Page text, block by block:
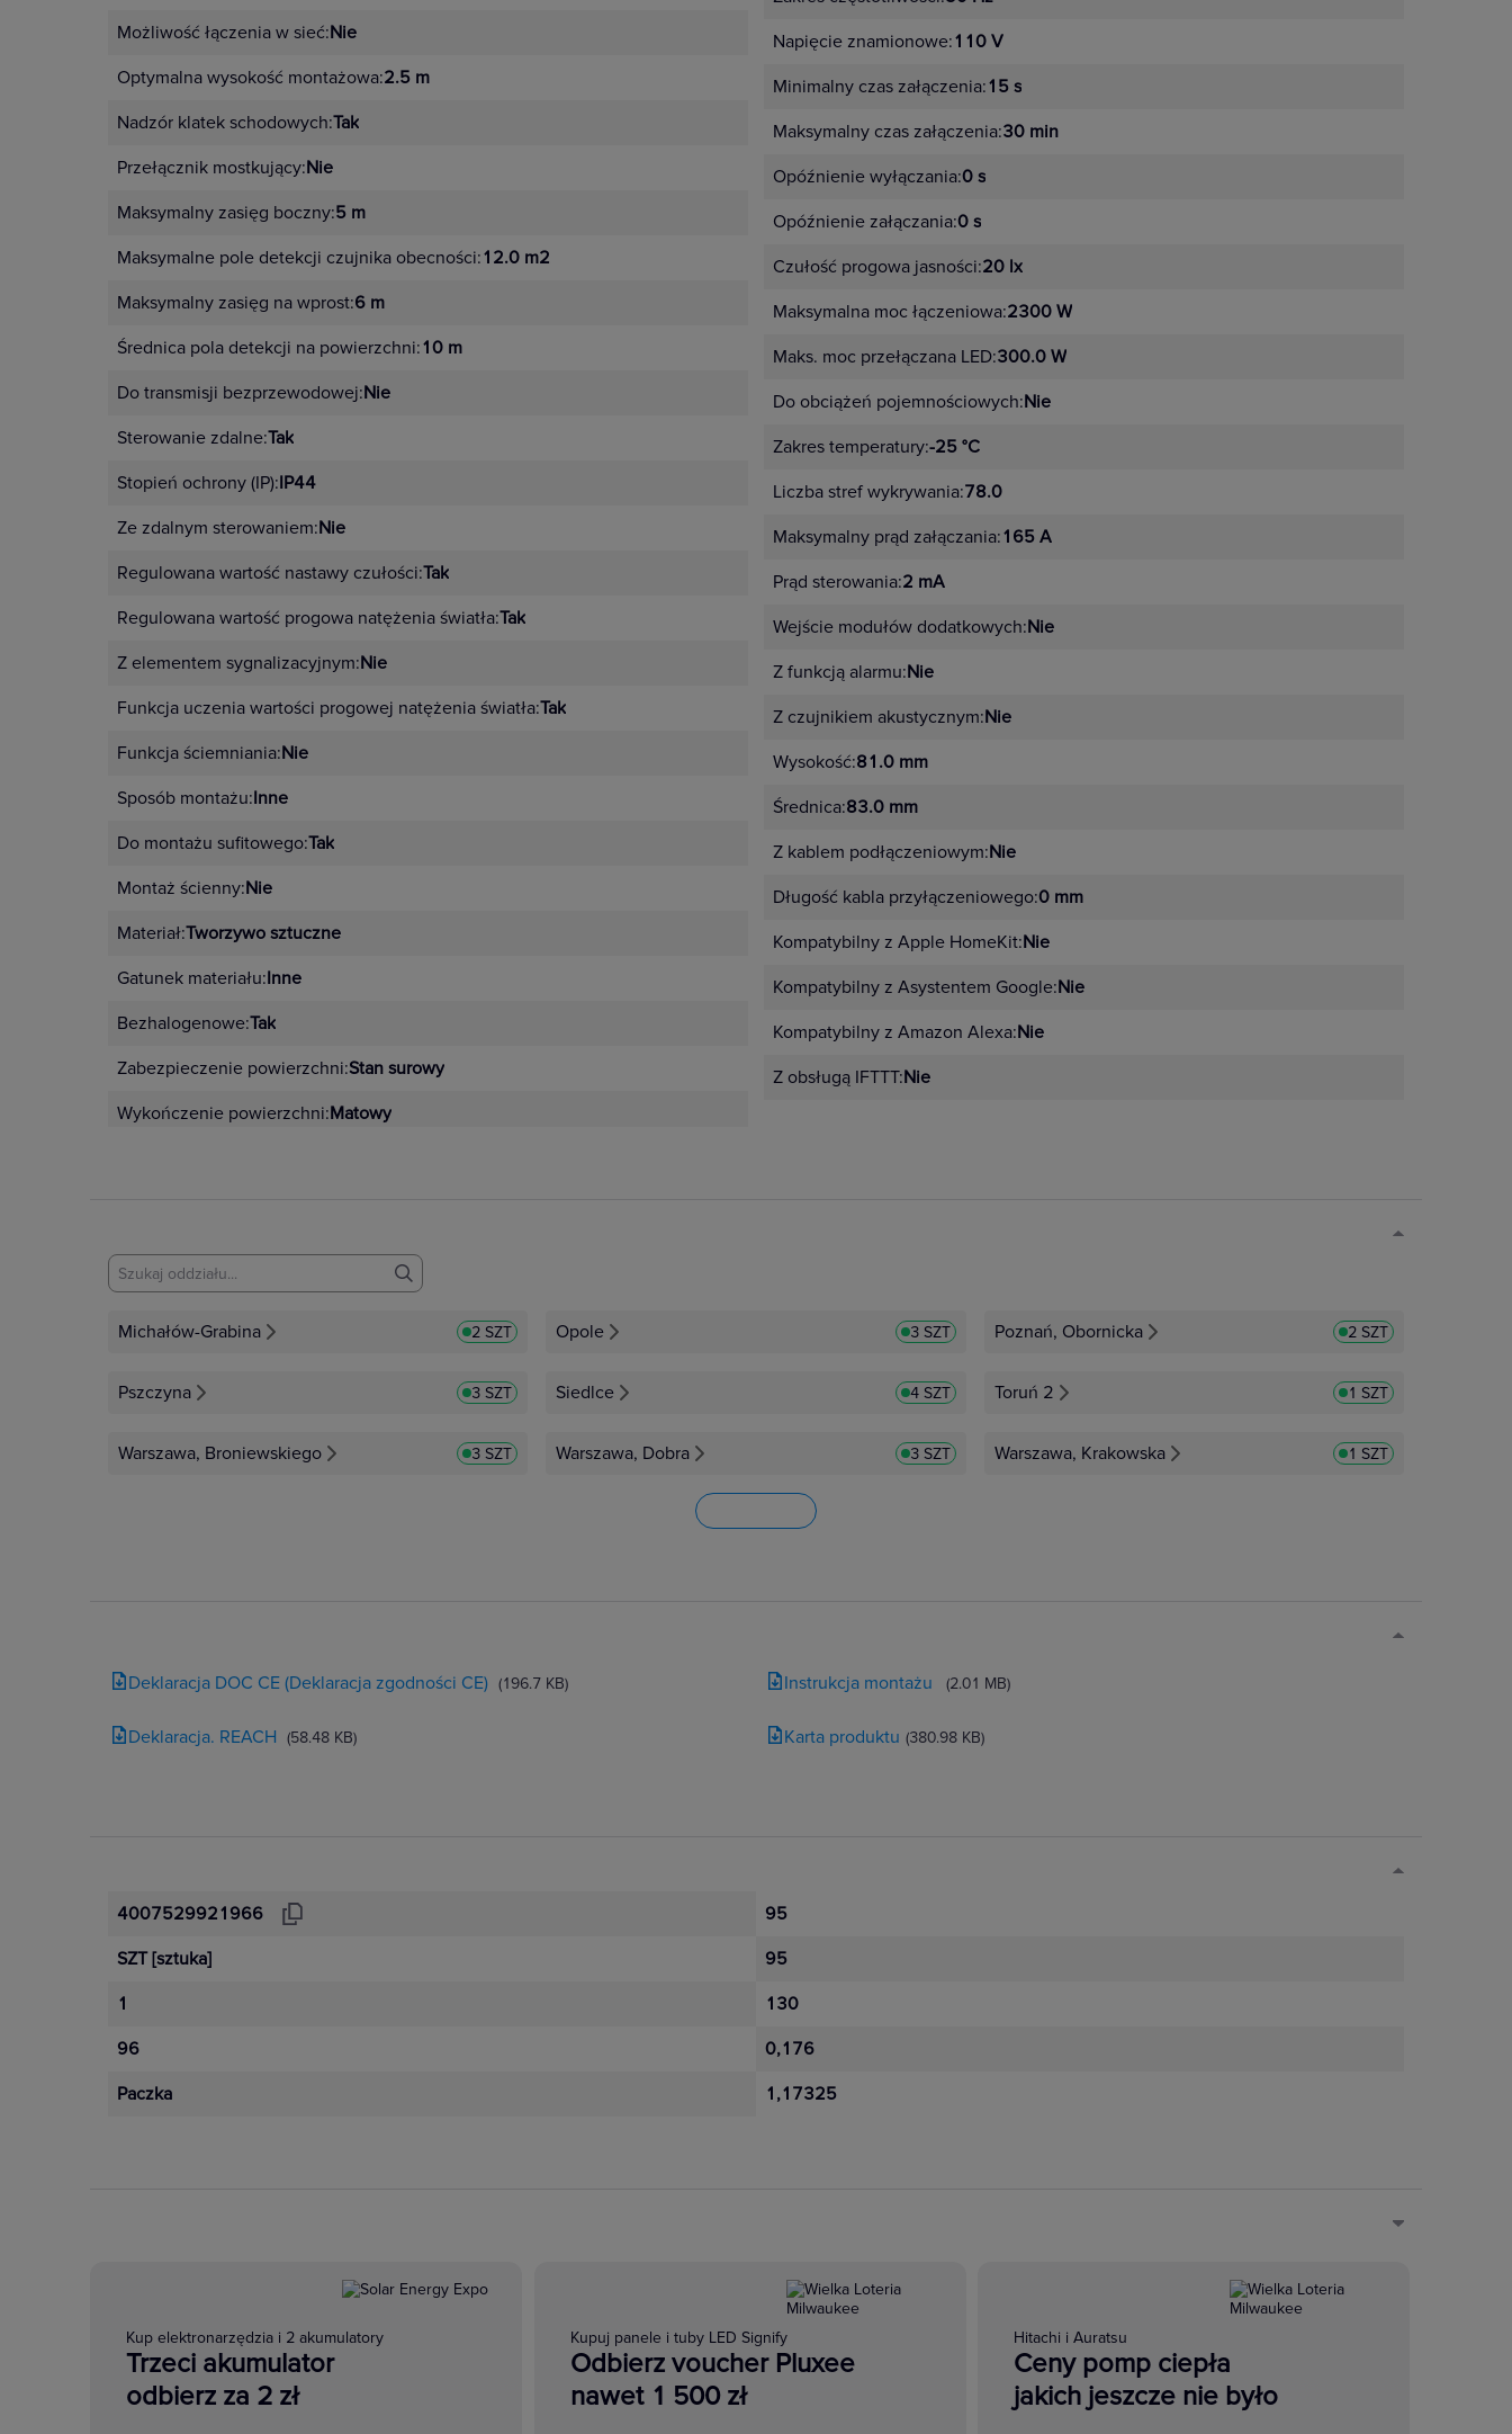
Możliwość łączenia w sieć:Nie
Optymalna wysokość montażowa:2.5 m
Nadzór klatek schodowych:Tak
Przełącznik mostkujący:Nie
Maksymalny zasięg boczny:5 m
Maksymalne pole detekcji czujnika obecności:12.0 m2
Maksymalny zasięg na wprost:6 m
Średnica pola detekcji na powierzchni:10 m
Do transmisji bezprzewodowej:Nie
Sterowanie zdalne:Tak
Stopień ochrony (IP):IP44
Ze zdalnym sterowaniem:Nie
Regulowana wartość nastawy czułości:Tak
Regulowana wartość progowa natężenia światła:Tak
Z elementem sygnalizacyjnym:Nie
Funkcja uczenia wartości progowej natężenia światła:Tak
Funkcja ściemniania:Nie
Sposób montażu:Inne
Do montażu sufitowego:Tak
Montaż ścienny:Nie
Materiał:Tworzywo sztuczne
Gatunek materiału:Inne
Bezhalogenowe:Tak
Zabezpieczenie powierzchni:Stan surowy
Wykończenie powierzchni:Matowy
Napięcie znamionowe:110 V
Minimalny czas załączenia:15 s
Maksymalny czas załączenia:30 min
Opóźnienie wyłączania:0 s
Opóźnienie załączania:0 s
Czułość progowa jasności:20 lx
Maksymalna moc łączeniowa:2300 W
Maks. moc przełączana LED:300.0 W
Do obciążeń pojemnościowych:Nie
Zakres temperatury:-25 °C
Liczba stref wykrywania:78.0
Maksymalny prąd załączania:165 A
Prąd sterowania:2 mA
Wejście modułów dodatkowych:Nie
Z funkcją alarmu:Nie
Z czujnikiem akustycznym:Nie
Wysokość:81.0 mm
Średnica:83.0 mm
Z kablem podłączeniowym:Nie
Długość kabla przyłączeniowego:0 mm
Kompatybilny z Apple HomeKit:Nie
Kompatybilny z Asystentem Google:Nie
Kompatybilny z Amazon Alexa:Nie
Z obsługą IFTTT:Nie
Michałów-Grabina 2 SZT Opole 3 SZT Poznań, Obornicka 2 SZT
Pszczyna 3 SZT Siedlce 4 SZT Toruń 2 1 SZT
Warszawa, Broniewskiego 3 SZT Warszawa, Dobra 3 SZT Warszawa, Krakowska 1 SZT
Deklaracja DOC CE (Deklaracja zgodności CE) (196.7 KB)
Deklaracja. REACH (58.48 KB)
Instrukcja montażu (2.01 MB)
Karta produktu (380.98 KB)
4007529921966
SZT [sztuka]
1
96
Paczka
95
95
130
0,176
1,17325
Kup elektronarzędzia i 2 akumulatory
Trzeci akumulator
odbierz za 2 zł
Kupuj panele i tuby LED Signify
Odbierz voucher Pluxee
nawet 1 500 zł
Hitachi i Auratsu
Ceny pomp ciepła
jakich jeszcze nie było